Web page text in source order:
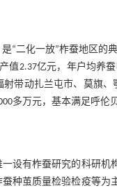
“二化一放”柞蚕地区的
值2.37亿元，年户均养
带动扎兰屯市、莫旗
多万元，基本满足呼伦
设有柞蚕研究的科研
种茧质量检验检疫等